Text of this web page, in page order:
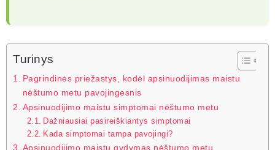
Turinys
Pagrindinės priežastys, kodėl apsinuodijimas maistu
nėštumo metu pavojingesnis
Apsinuodijimo maistu simptomai nėštumo metu
Dažniausiai pasireiškiantys simptomai
Kada simptomai tampa pavojingi?
Apsinuodijimo maistu gydymas nėštumo metu